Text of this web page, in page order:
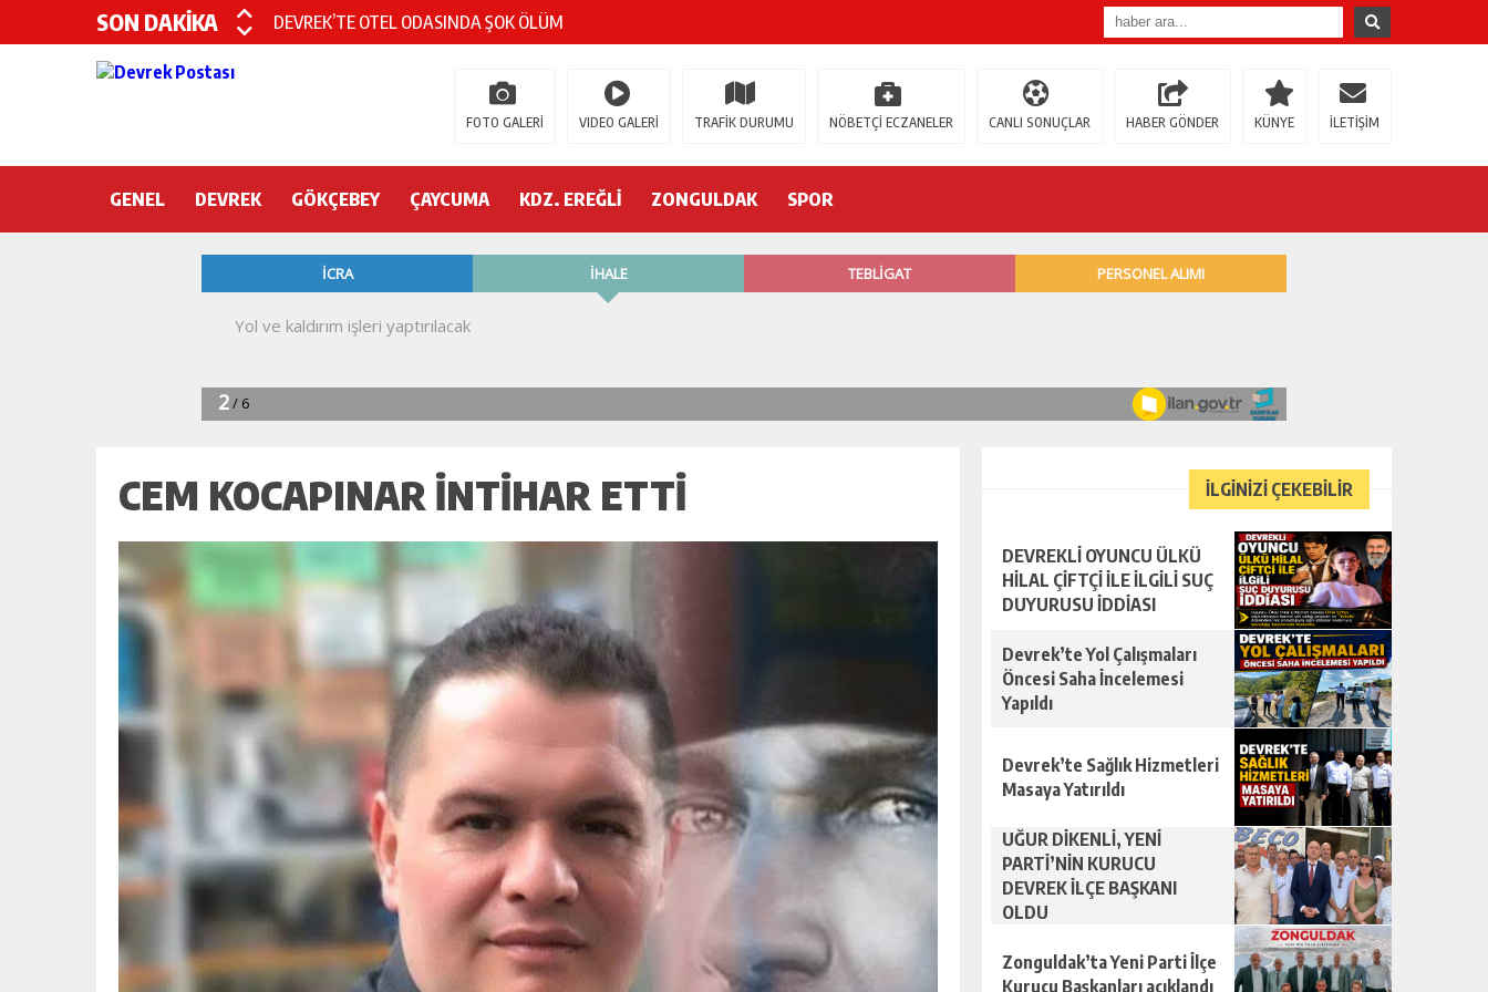
SON DAKİKA
CHP’nin yeni genel başkanı Özgür Özel
Devrek Engelsiz Yaşam Merkezi’nde neler oluyor?
TTK’DA GÖÇÜK! ÇOK SAYIDA İŞÇİ GÖÇÜK ALTINDA!
FOTO GALERİ VIDEO GALERİ TRAFİK DURUMU NÖBETÇİ ECZANELER CANLI SONUÇLAR HABER GÖNDER KÜNYE İLETİŞİM
GENEL DEVREK GÖKÇEBEY ÇAYCUMA KDZ. EREĞLİ ZONGULDAK SPOR
CEM KOCAPINAR İNTIHAR ETTI İLGİNİZİ ÇEKEBİLİR
DEVREKLİ OYUNCU ÜLKÜ
HİLAL ÇİFTÇİ İLE İLGİLİ SUÇ
DUYURUSU İDDİASI
Devrek’te Yol Çalışmaları
Öncesi Saha İncelemesi
Yapıldı
Devrek’te Sağlık Hizmetleri
Masaya Yatırıldı
UĞUR DİKENLİ, YENİ
PARTİ’NİN KURUCU
DEVREK İLÇE BAŞKANI
OLDU
Zonguldak’ta Yeni Parti İlçe
Kurucu Başkanları açıklandı